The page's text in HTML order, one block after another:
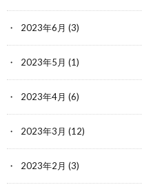
2023年6月 (3)
2023年5月 (1)
2023年4月 (6)
2023年3月 (12)
2023年2月 (3)